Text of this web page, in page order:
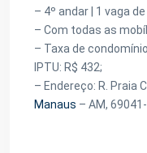
– 4º andar | 1 vaga
– Com todas as
– Taxa de
IPTU: R$ 432;
– Endereço: R. Praia
Manaus – AM,